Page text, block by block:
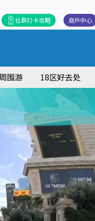
商戶中心
社群打卡攻略
围游 18区好去处